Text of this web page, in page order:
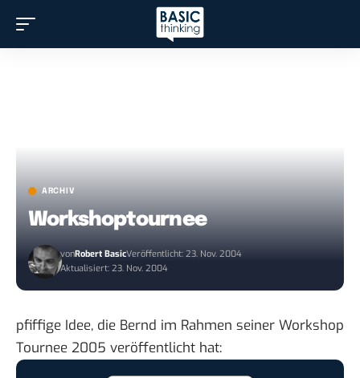
ARCHIV
Workshoptournee
vonRobert BasicVeröffentlicht: 23. Nov. 2004
Aktualisiert: 23. Nov. 2004
pfiffige Idee, die Bernd im Rahmen seiner Workshop
Tournee 2005 veröffentlicht hat: